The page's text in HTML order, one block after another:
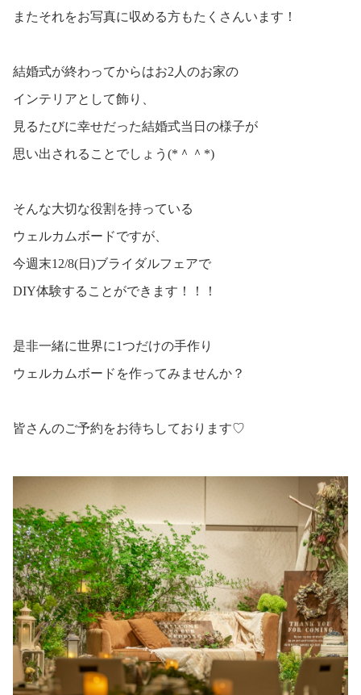
またそれをお写真に収める方もたくさんいます！
結婚式が終わってからはお2人のお家の
インテリアとして飾り、
見るたびに幸せだった結婚式当日の様子が
思い出されることでしょう(*＾＾*)
そんな大切な役割を持っている
ウェルカムボードですが、
今週末12/8(日)ブライダルフェアで
DIY体験することができます！！！
是非一緒に世界に1つだけの手作り
ウェルカムボードを作ってみませんか？
皆さんのご予約をお待ちしております♡